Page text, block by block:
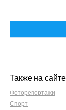
Также на сайте
Фоторепортажи
Спорт